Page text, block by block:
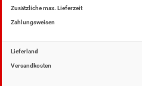
Zusätzliche max. Lieferzeit
Zahlungsweisen
Lieferland
Versandkosten